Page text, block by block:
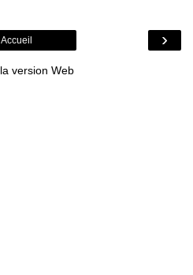
›
Accueil
version Web